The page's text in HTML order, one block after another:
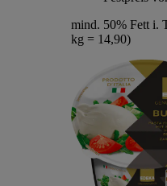
mind. 50% Fett i.
kg = 14,90)